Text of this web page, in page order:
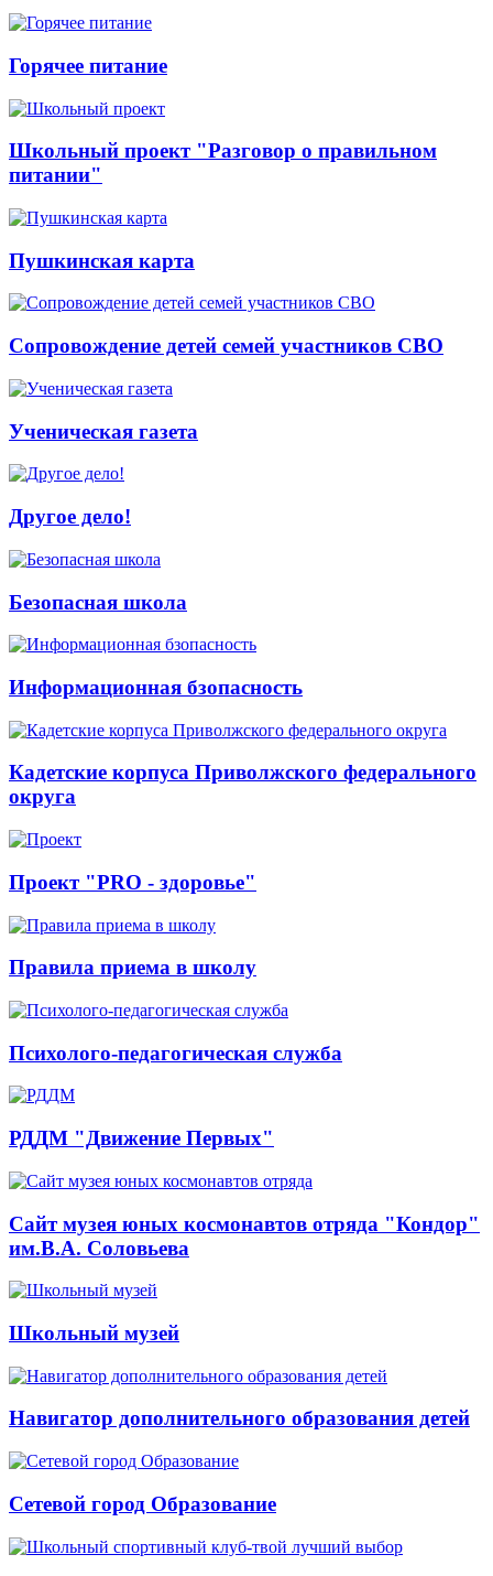
Горячее питание
Школьный проект "Разговор о правильном
питании"
Пушкинская карта
Сопровождение детей семей участников СВО
Ученическая газета
Другое дело!
Безопасная школа
Информационная бзопасность
Кадетские корпуса Приволжского федерального
округа
Проект "PRO - здоровье"
Правила приема в школу
Психолого-педагогическая служба
РДДМ "Движение Первых"
Сайт музея юных космонавтов отряда "Кондор"
им.В.А. Соловьева
Школьный музей
Навигатор дополнительного образования детей
Сетевой город Образование